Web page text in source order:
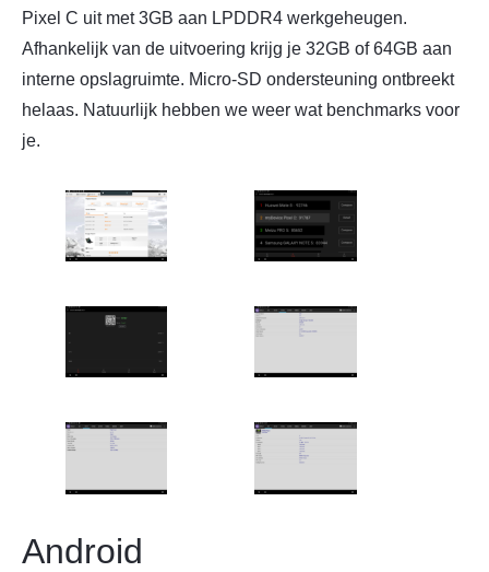
Pixel C uit met 3GB aan LPDDR4 werkgeheugen.
Afhankelijk van de uitvoering krijg je 32GB of 64GB aan
interne opslagruimte. Micro-SD ondersteuning ontbreekt
helaas. Natuurlijk hebben we weer wat benchmarks voor
je.
Android